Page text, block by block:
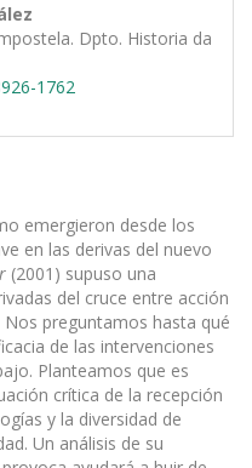
Dpto. Historia da
1762
emergieron desde los
en las derivas del nuevo
(2001) supuso una
del cruce entre acción
preguntamos hasta qué
de las intervenciones
Planteamos que es
crítica de la recepción
y la diversidad de
Un análisis de su